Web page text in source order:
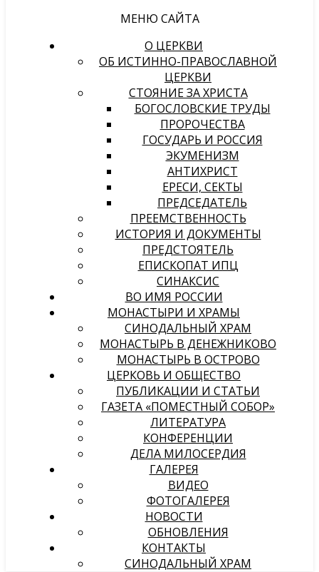
МЕНЮ САЙТА
О ЦЕРКВИ
ОБ ИСТИННО-ПРАВОСЛАВНОЙ
ЦЕРКВИ
СТОЯНИЕ ЗА ХРИСТА
БОГОСЛОВСКИЕ ТРУДЫ
ПРОРОЧЕСТВА
ГОСУДАРЬ И РОССИЯ
ЭКУМЕНИЗМ
АНТИХРИСТ
ЕРЕСИ, СЕКТЫ
ПРЕДСЕДАТЕЛЬ
ПРЕЕМСТВЕННОСТЬ
ИСТОРИЯ И ДОКУМЕНТЫ
ПРЕДСТОЯТЕЛЬ
ЕПИСКОПАТ ИПЦ
СИНАКСИС
ВО ИМЯ РОССИИ
МОНАСТЫРИ И ХРАМЫ
СИНОДАЛЬНЫЙ ХРАМ
МОНАСТЫРЬ В ДЕНЕЖНИКОВО
МОНАСТЫРЬ В ОСТРОВО
ЦЕРКОВЬ И ОБЩЕСТВО
ПУБЛИКАЦИИ И СТАТЬИ
ГАЗЕТА «ПОМЕСТНЫЙ СОБОР»
ЛИТЕРАТУРА
КОНФЕРЕНЦИИ
ДЕЛА МИЛОСЕРДИЯ
ГАЛЕРЕЯ
ВИДЕО
ФОТОГАЛЕРЕЯ
НОВОСТИ
ОБНОВЛЕНИЯ
КОНТАКТЫ
СИНОДАЛЬНЫЙ ХРАМ